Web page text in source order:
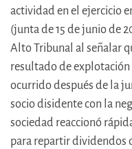
actividad en el ejercicio
(junta de 15 de junio de
Alto Tribunal al señalar
resultado de
ocurrido después de la
socio disidente con la
sociedad reaccionó
para repartir dividendos